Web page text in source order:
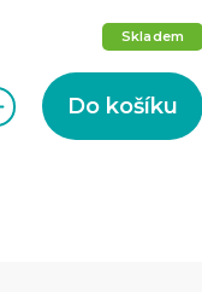
Skladem
Do košíku